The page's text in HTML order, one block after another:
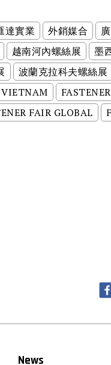
達實業 外銷媒合
越南河內螺絲展
墨
波蘭克拉科夫螺絲展
VIETNAM
FAIR GLOBAL
News